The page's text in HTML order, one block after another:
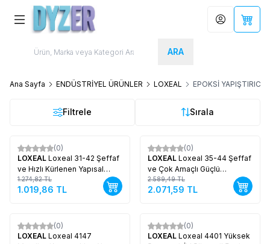
ARA
Hesabım
Ana Sayfa ENDÜSTRİYEL ÜRÜNLER LOXEAL EPOKSİ
Filtrele Sırala
Yeni
%20
(0)
LOXEAL Loxeal 31-42 Şeffaf
ve Hızlı Kürlenen Yapısal
Çözümler
1.274,82TL
1.019,86 TL
Yeni
%20
(0)
LOXEAL Loxeal 35-44 Şeffaf
ve Çok Amaçlı Güçlü
Yapıştırma
2.589,49TL
2.071,59 TL
Yeni
%20
(0)
LOXEAL Loxeal 4147
Yeni
%20
(0)
LOXEAL Loxeal 4401 Yüksek